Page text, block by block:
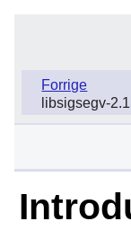
Forrige
libsigsegv-